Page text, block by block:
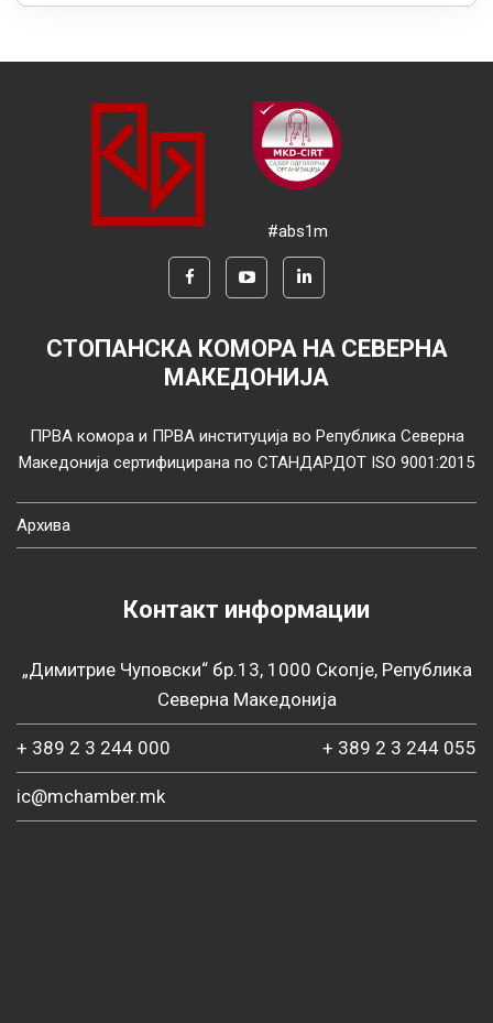
#abs1m
СТОПАНСКА КОМОРА НА СЕВЕРНА
МАКЕДОНИЈА
ПРВА комора и ПРВА институција во Република Северна
Македонија сертифицирана по СТАНДАРДОТ ISO 9001:2015
Архива
Контакт информации
„Димитрие Чуповски“ бр.13, 1000 Скопје, Република
Северна Македонија
+ 389 2 3 244 000 + 389 2 3 244 055
ic@mchamber.mk